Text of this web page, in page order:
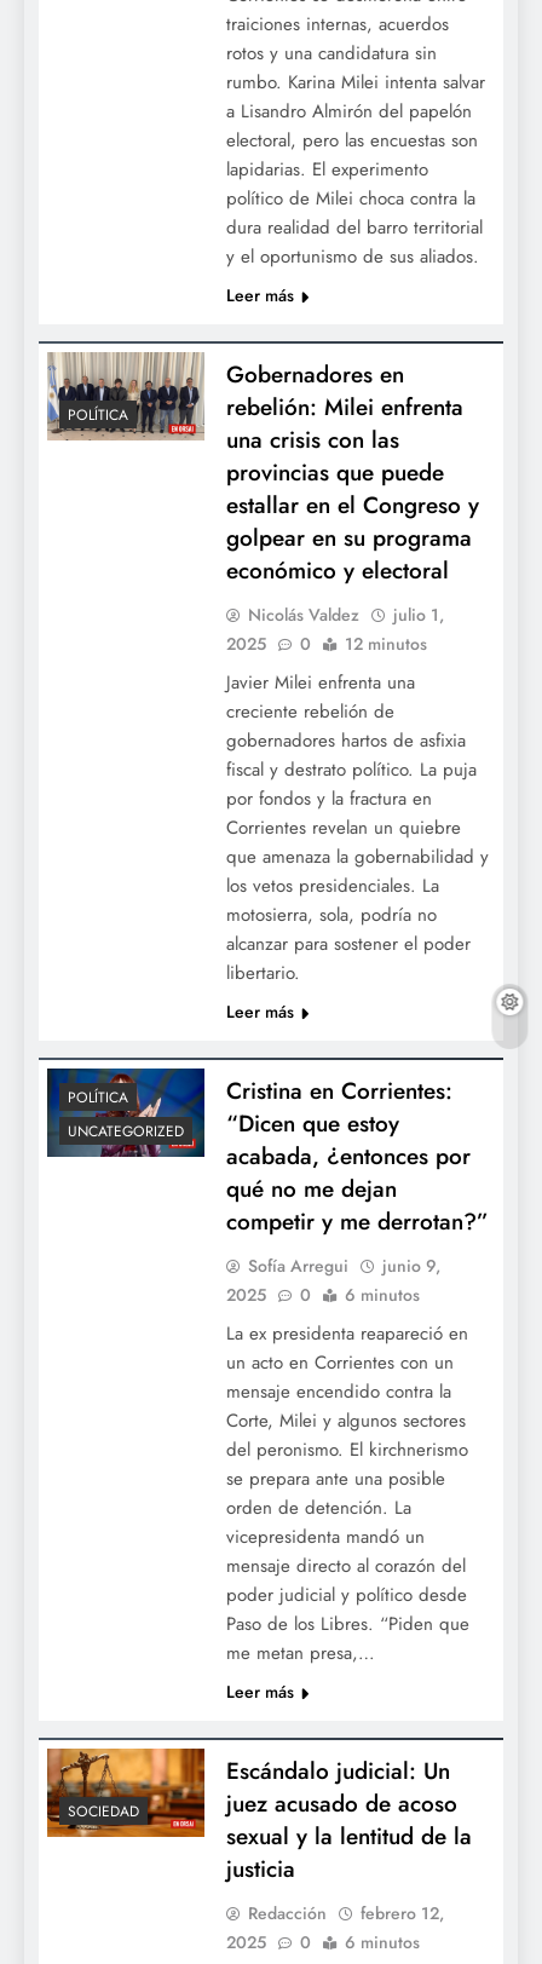
traiciones internas, acuerdos
rotos y una candidatura sin
rumbo. Karina Milei intenta salvar
a Lisandro Almirón del papelón
electoral, pero las encuestas son
lapidarias. El experimento
político de Milei choca contra la
dura realidad del barro territorial
y el oportunismo de sus aliados.
Leer más
POLÍTICA
Gobernadores en
rebelión: Milei enfrenta
una crisis con las
provincias que puede
estallar en el Congreso y
golpear en su programa
económico y electoral
Nicolás Valdez
julio 1,
2025
0 12 minutos
Javier Milei enfrenta una
creciente rebelión de
gobernadores hartos de asfixia
fiscal y destrato político. La puja
por fondos y la fractura en
Corrientes revelan un quiebre
que amenaza la gobernabilidad y
los vetos presidenciales. La
motosierra, sola, podría no
alcanzar para sostener el poder
libertario.
Leer más
POLÍTICA
UNCATEGORIZED
Cristina en Corrientes:
“Dicen que estoy
acabada, ¿entonces por
qué no me dejan
competir y me derrotan?”
Sofía Arregui
junio 9,
2025
0 6 minutos
La ex presidenta reapareció en
un acto en Corrientes con un
mensaje encendido contra la
Corte, Milei y algunos sectores
del peronismo. El kirchnerismo
se prepara ante una posible
orden de detención. La
vicepresidenta mandó un
mensaje directo al corazón del
poder judicial y político desde
Paso de los Libres. “Piden que
me metan presa,…
Leer más
SOCIEDAD
Escándalo judicial: Un
juez acusado de acoso
sexual y la lentitud de la
justicia
Redacción
febrero 12,
2025
0 6 minutos